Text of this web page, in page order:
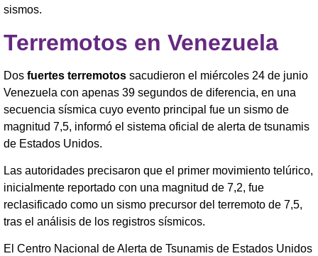
sismos.
Terremotos en Venezuela
Dos fuertes terremotos sacudieron el miércoles 24 de junio
Venezuela con apenas 39 segundos de diferencia, en una
secuencia sísmica cuyo evento principal fue un sismo de
magnitud 7,5, informó el sistema oficial de alerta de tsunamis
de Estados Unidos.
Las autoridades precisaron que el primer movimiento telúrico,
inicialmente reportado con una magnitud de 7,2, fue
reclasificado como un sismo precursor del terremoto de 7,5,
tras el análisis de los registros sísmicos.
El Centro Nacional de Alerta de Tsunamis de Estados Unidos